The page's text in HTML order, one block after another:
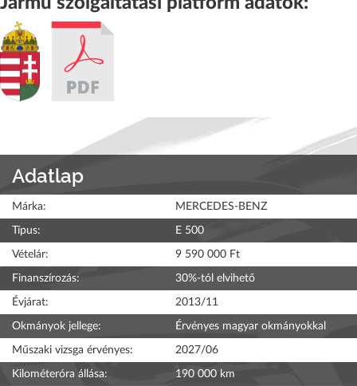
Adatlap
Márka: MERCEDES-BENZ
Típus: E 500
Vételár: 9 590 000 Ft
Finanszírozás: 30%-tól elvihető
Évjárat: 2013/11
Okmányok jellege: Érvényes magyar okmányokkal
Műszaki vizsga érvényes: 2027/06
Kilométeróra állása: 190 000 km